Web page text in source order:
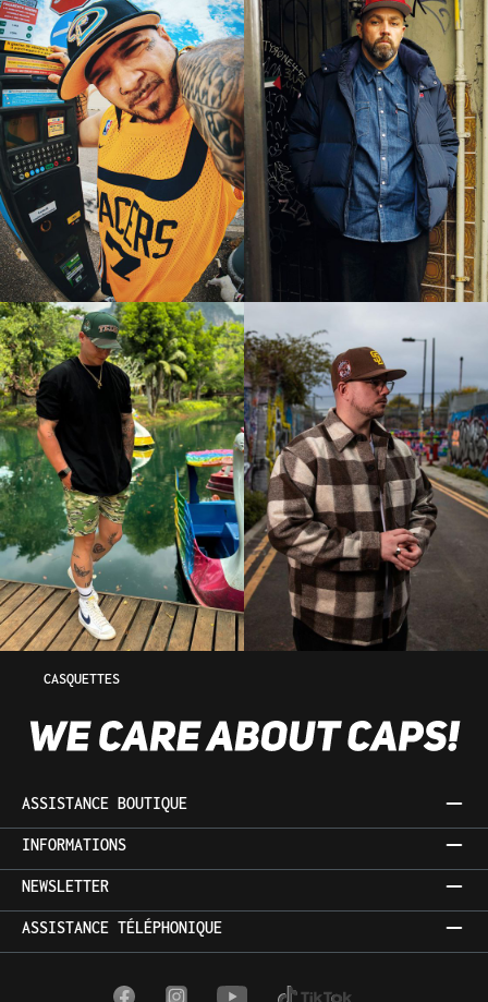
CASQUETTES
ASSISTANCE BOUTIQUE
INFORMATIONS
NEWSLETTER
ASSISTANCE TÉLÉPHONIQUE